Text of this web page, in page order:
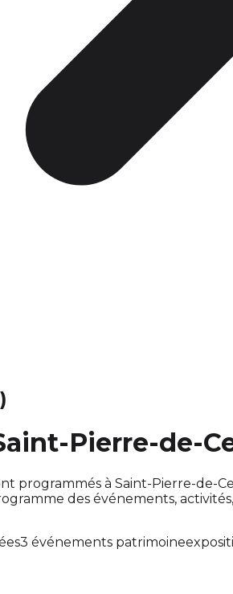
Pierre-de-
programmés à Saint-Pierre-
des événements,
3 événements patrimoine